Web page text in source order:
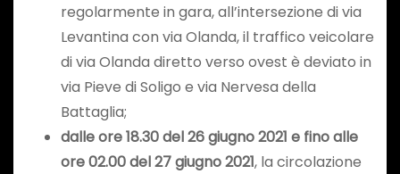
regolarmente in gara, all’intersezione di via
Levantina con via Olanda, il traffico veicolare
di via Olanda diretto verso ovest è deviato in
via Pieve di Soligo e via Nervesa della
Battaglia;
dalle ore 18.30 del 26 giugno 2021 e fino alle
ore 02.00 del 27 giugno 2021, la circolazione